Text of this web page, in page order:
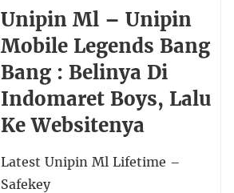
Unipin Ml – Unipin
Mobile Legends Bang
Bang : Belinya Di
Indomaret Boys, Lalu
Ke Websitenya
Latest Unipin Ml Lifetime –
Safekey